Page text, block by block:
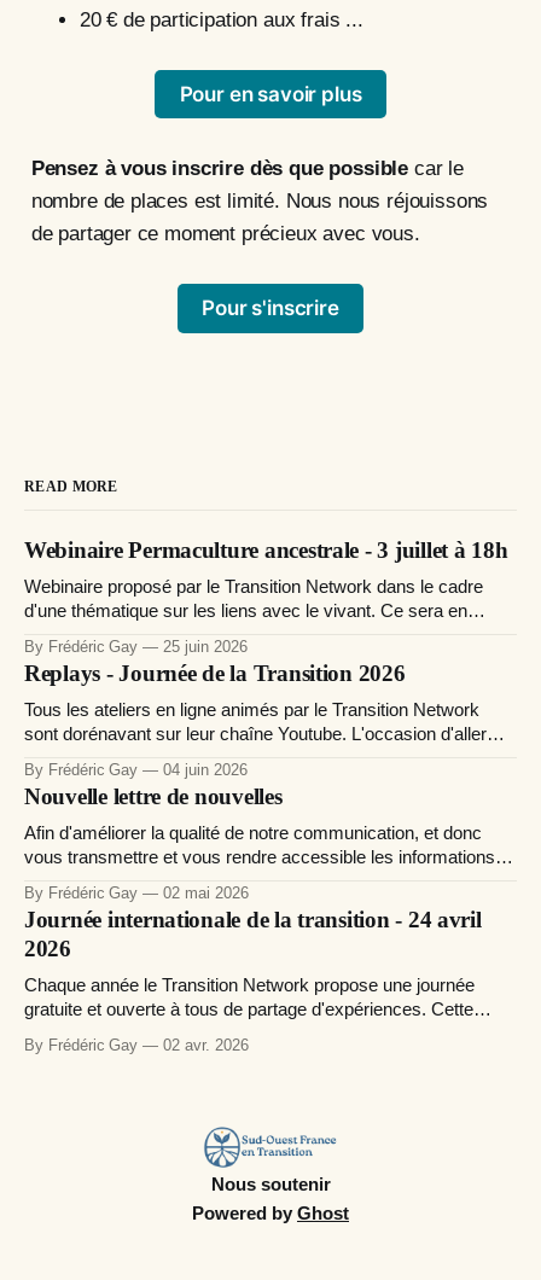
20 € de participation aux frais ...
Pour en savoir plus
Pensez à vous inscrire dès que possible car le
nombre de places est limité. Nous nous réjouissons
de partager ce moment précieux avec vous.
Pour s'inscrire
READ MORE
Webinaire Permaculture ancestrale - 3 juillet à 18h
Webinaire proposé par le Transition Network dans le cadre
d'une thématique sur les liens avec le vivant. Ce sera en
besoin en français. Pour en savoir plus
By Frédéric Gay 25 juin 2026
Replays - Journée de la Transition 2026
Tous les ateliers en ligne animés par le Transition Network
sont dorénavant sur leur chaîne Youtube. L'occasion d'aller
interventions lors des dernières 24h sur des pratiques de
transition autour de la terre. Vous pouvez activer la traduction
avec
By Frédéric Gay 04 juin 2026
Nouvelle lettre de nouvelles
Afin d'améliorer la qualité de notre communication, et donc
vous transmettre et vous rendre accessible les informations
transition, nous avons mis en place un nouveau site web
orienté publication de nouvelles, à l'image de ce qu&
By Frédéric Gay 02 mai 2026
Journée internationale de la transition - 24 avril
2026
Chaque année le Transition Network propose une journée
gratuite et ouverte à tous de partage d'expériences. Cette
proposée. Voici le programme en français. Day of Transition
By Frédéric Gay 02 avr. 2026
Nous soutenir
Powered by Ghost